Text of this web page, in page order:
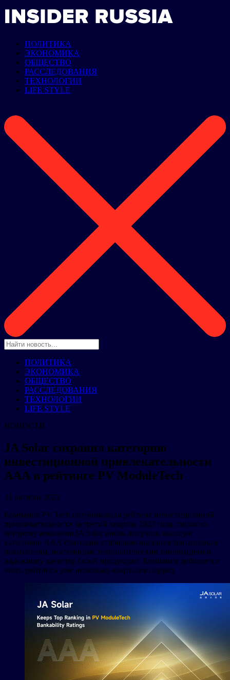
ПОЛИТИКА
ЭКОНОМИКА
ОБЩЕСТВО
РАССЛЕДОВАНИЯ
ТЕХНОЛОГИИ
LIFE STYLE
ПОЛИТИКА
ЭКОНОМИКА
ОБЩЕСТВО
РАССЛЕДОВАНИЯ
ТЕХНОЛОГИИ
LIFE STYLE
НОВОСТИ
JA Solar сохранил категорию
инвестиционной привлекательности
ААА в рейтинге PV ModuleTech
31 октября 2023
Компания PV Tech опубликовала рейтинг инвестиционной
привлекательности за третий квартал 2023 года, согласно
которому компания JA Solar вновь получила высшую
категорию ААА благодаря стабильно высоким финансовым
показателям, постоянным технологическим инновациям и
надежному качеству своей продукции. Компания добивается
этого рейтинга уже несколько кварталов подряд.